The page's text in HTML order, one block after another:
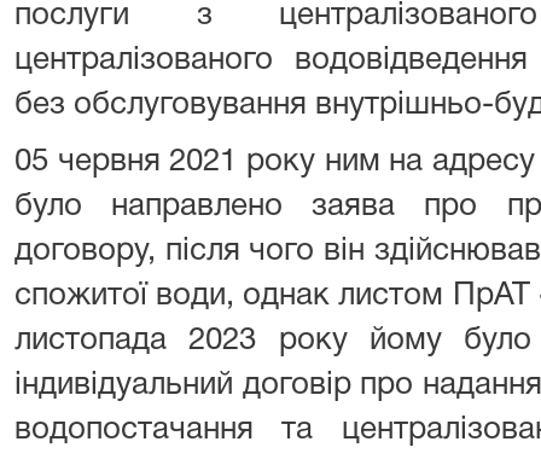
послуги з
централізованого
без обслуговування внутрішньо-
05 червня 2021 року ним на
було направлено заява про
договору, після чого він
спожитої води, однак листом ПрАТ
листопада 2023 року йому
індивідуальний договір про
водопостачання та